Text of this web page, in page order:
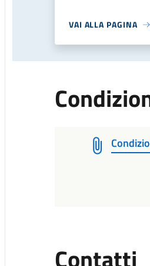
VAI ALLA PAGINA